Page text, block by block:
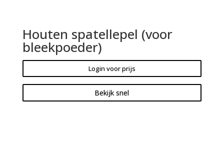
Houten spatellepel (voor
bleekpoeder)
Login voor prijs
Bekijk snel